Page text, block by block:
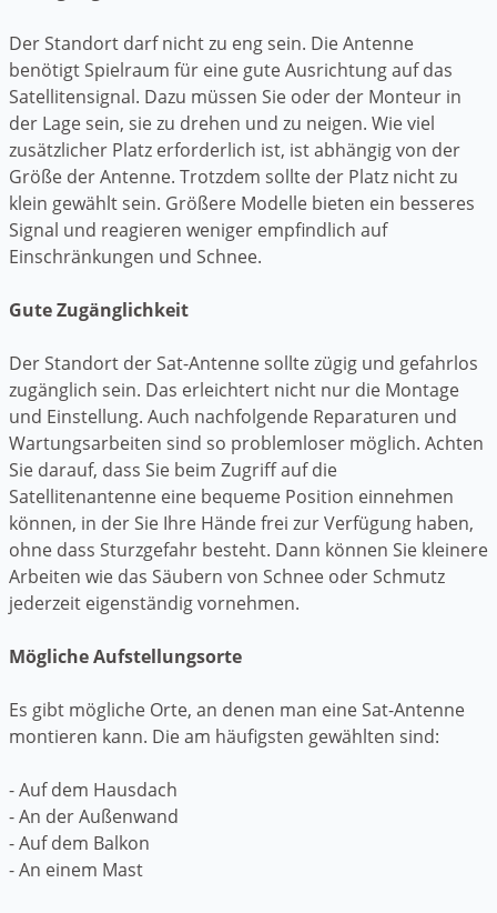
Der Standort darf nicht zu eng sein. Die Antenne
benötigt Spielraum für eine gute Ausrichtung auf das
Satellitensignal. Dazu müssen Sie oder der Monteur in
der Lage sein, sie zu drehen und zu neigen. Wie viel
zusätzlicher Platz erforderlich ist, ist abhängig von der
Größe der Antenne. Trotzdem sollte der Platz nicht zu
klein gewählt sein. Größere Modelle bieten ein besseres
Signal und reagieren weniger empfindlich auf
Einschränkungen und Schnee.
Gute Zugänglichkeit
Der Standort der Sat-Antenne sollte zügig und gefahrlos
zugänglich sein. Das erleichtert nicht nur die Montage
und Einstellung. Auch nachfolgende Reparaturen und
Wartungsarbeiten sind so problemloser möglich. Achten
Sie darauf, dass Sie beim Zugriff auf die
Satellitenantenne eine bequeme Position einnehmen
können, in der Sie Ihre Hände frei zur Verfügung haben,
ohne dass Sturzgefahr besteht. Dann können Sie kleinere
Arbeiten wie das Säubern von Schnee oder Schmutz
jederzeit eigenständig vornehmen.
Mögliche Aufstellungsorte
Es gibt mögliche Orte, an denen man eine Sat-Antenne
montieren kann. Die am häufigsten gewählten sind:
- Auf dem Hausdach
- An der Außenwand
- Auf dem Balkon
- An einem Mast